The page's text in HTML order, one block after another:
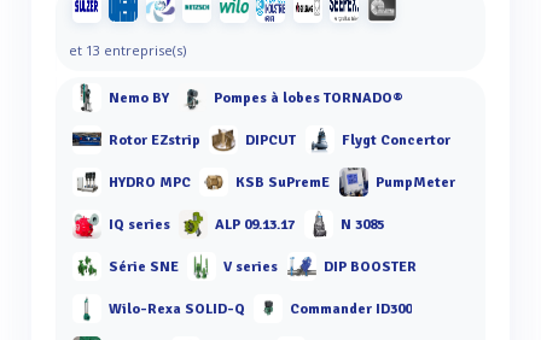
et 13 entreprise(s)
Nemo BY Pompes à lobes TORNADO®
Rotor EZstrip DIPCUT Flygt Concertor
HYDRO MPC KSB SuPremE PumpMeter
IQ series ALP 09.13.17 N 3085
Série SNE V series DIP BOOSTER
Wilo-Rexa SOLID-Q Commander ID300